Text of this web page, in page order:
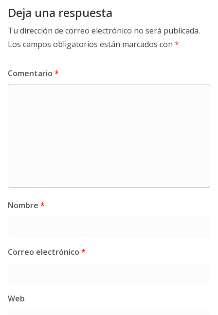
Deja una respuesta
Tu dirección de correo electrónico no será publicada.
Los campos obligatorios están marcados con *
Comentario *
Nombre *
Correo electrónico *
Web